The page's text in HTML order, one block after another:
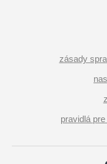
zásady
pravidlá